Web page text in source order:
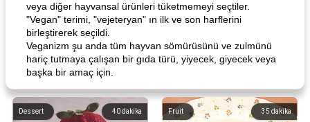
veya diğer hayvansal ürünleri tüketmemeyi seçtiler.
"Vegan" terimi, "vejeteryan" ın ilk ve son harflerini
birleştirerek seçildi.
Veganizm şu anda tüm hayvan sömürüsünü ve zulmünü
hariç tutmaya çalışan bir gıda türü, yiyecek, giyecek veya
başka bir amaç için.
40dakika
Dessert 35 dakika
Fruit